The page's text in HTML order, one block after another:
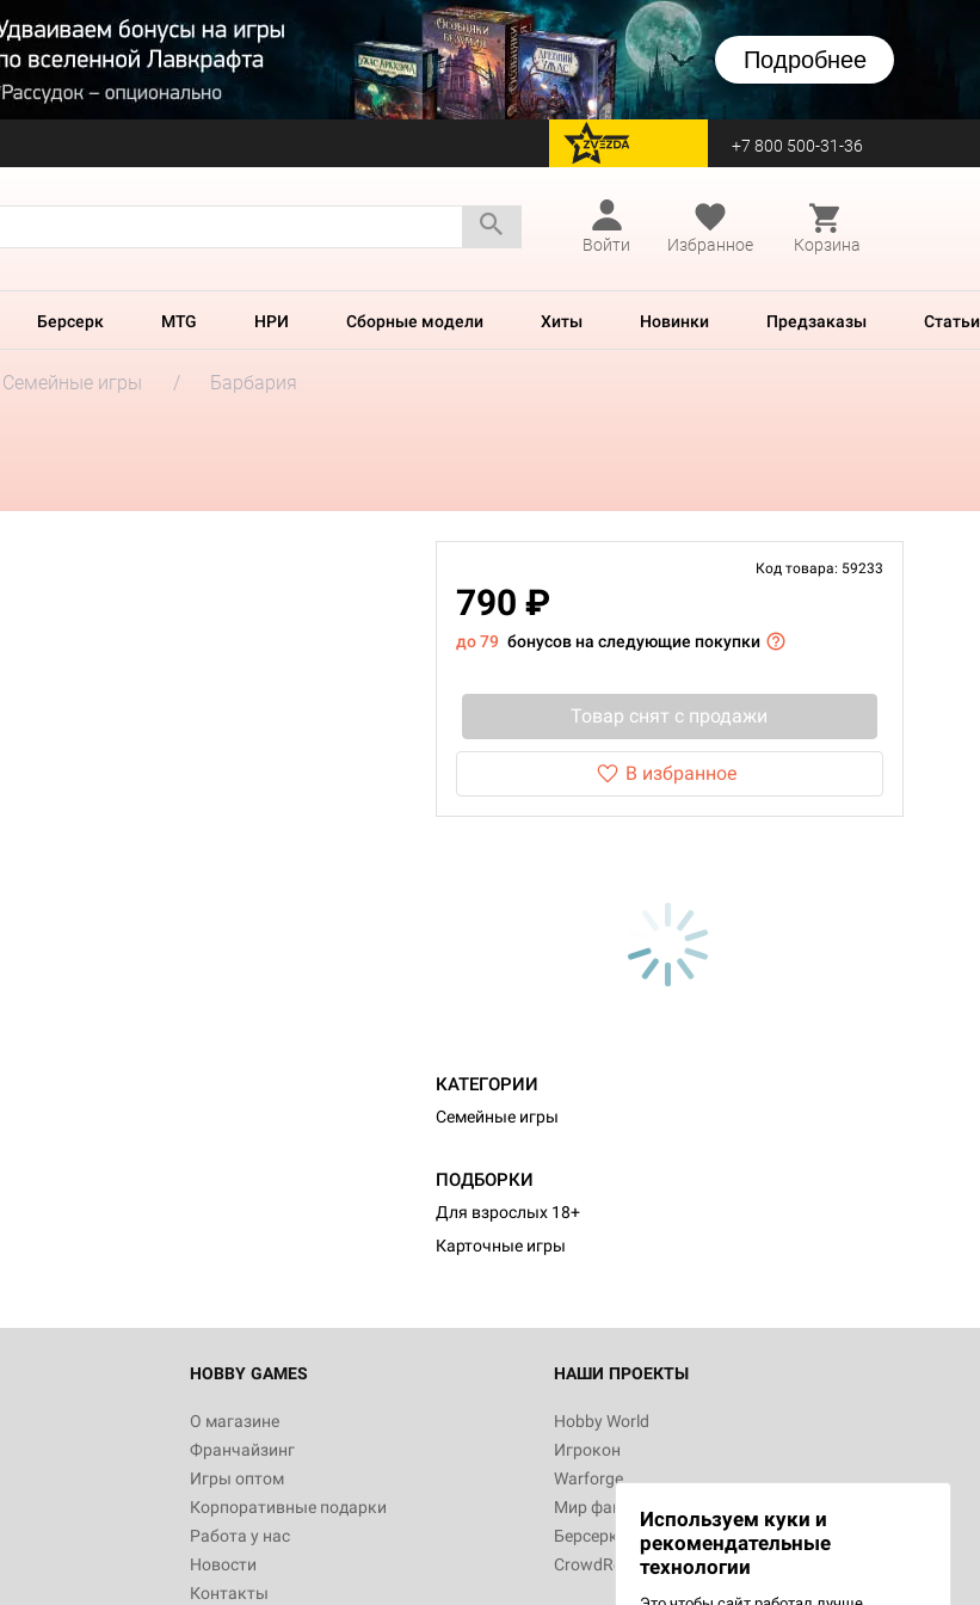
Подробнее
перейти на Zvezda +7 800 500-31-36
Войти
Избранное Корзина
Берсерк MTG НРИ Сборные модели Хиты Новинки Предзаказы Статьи
Семейные игры Барбария
Код товара: 59233
790 ₽
до 79 бонусов на следующие покупки
Товар снят с продажи
В избранное
КАТЕГОРИИ
Семейные игры
ПОДБОРКИ
Для взрослых 18+
Карточные игры
HOBBY GAMES
О магазине
Франчайзинг
Игры оптом
Корпоративные подарки
Работа у нас
Новости
Контакты
НАШИ ПРОЕКТЫ
Hobby World
Игрокон
Warforge
Мир фантастики
Берсерк
CrowdRepublic
Используем куки и
рекомендательные
технологии